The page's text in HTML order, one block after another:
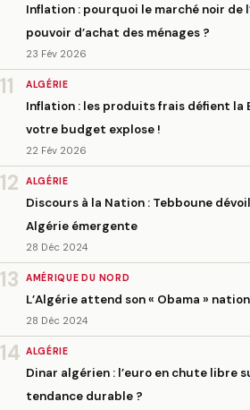
Inflation : pourquoi le marché noir de
pouvoir d’achat des ménages ?
23 Fév 2026
11 ALGÉRIE
Inflation : les produits frais défient la
votre budget explose !
22 Fév 2026
12 ALGÉRIE
Discours à la Nation : Tebboune
Algérie émergente
28 Déc 2024
13 AMÉRIQUE DU NORD
L’Algérie attend son « Obama »
28 Déc 2024
14 ALGÉRIE
Dinar algérien : l’euro en chute libre
tendance durable ?